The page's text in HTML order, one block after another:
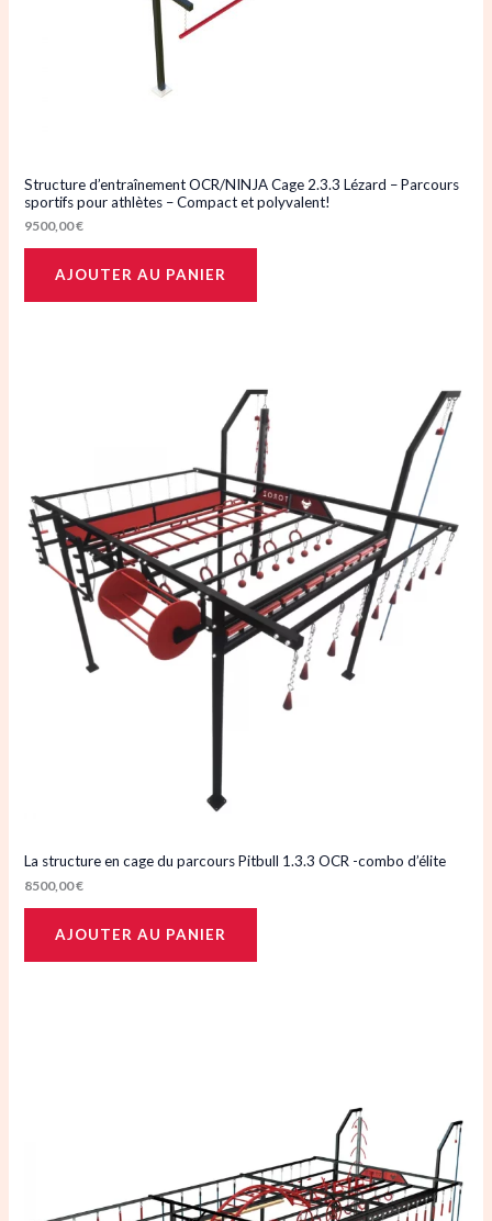
Structure d’entraînement OCR/NINJA Cage 2.3.3 Lézard – Parcours
sportifs pour athlètes – Compact et polyvalent!
9500,00€
AJOUTER AU PANIER
La structure en cage du parcours Pitbull 1.3.3 OCR -combo d’élite
8500,00€
AJOUTER AU PANIER